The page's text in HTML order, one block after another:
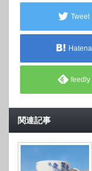
Tweet
Hatena
feedly
関連記事